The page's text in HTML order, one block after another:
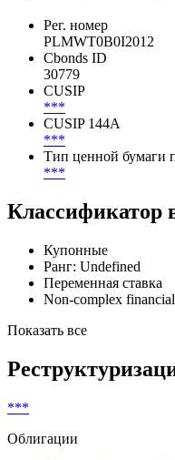
Рег. номер
PLMWT0B0I2012
Cbonds ID
30779
CUSIP
***
CUSIP 144A
***
Тип ценной бумаги
***
Классификатор
Купонные
Ранг: Undefined
Переменная ставка
Non-complex
Показать все
***
Облигации